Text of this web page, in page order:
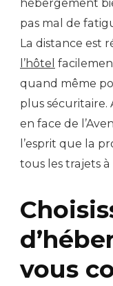
hébergement
pas mal de
La distance est
l’hôtel
quand même
plus sécuritaire.
en face de
l’esprit que la
tous les trajets à
vous